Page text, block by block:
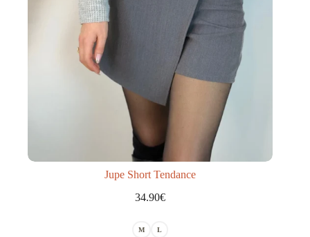
Jupe Short Tendance
34.90€
M L